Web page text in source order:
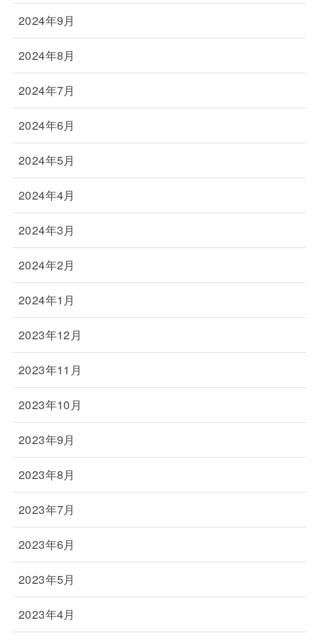
2024年9月
2024年8月
2024年7月
2024年6月
2024年5月
2024年4月
2024年3月
2024年2月
2024年1月
2023年12月
2023年11月
2023年10月
2023年9月
2023年8月
2023年7月
2023年6月
2023年5月
2023年4月